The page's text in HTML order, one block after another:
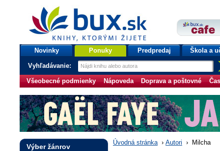
bux.sk
knihy, ktorými žijete
Úvodná stránka
Novinky Ponuky Predpredaj Škola a
Vyhľadávanie:
Všeobecné podmienky Nápoveda Doprava a poštovné
Úvodná stránka › Autori › Milcha
Výber žánrov